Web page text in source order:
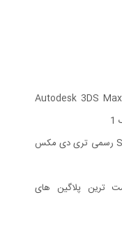
- همراه با نسخه کامل نرم افزار نرم افزار Autodesk 3DS Max
- همراه با کلکسیون تمامی فایلهای Sample رسمی تری دی مکس
ترین پلاگین های